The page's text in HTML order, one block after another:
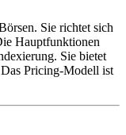
Sie richtet sich
Hauptfunktionen
Sie bietet
Das Pricing-Modell ist